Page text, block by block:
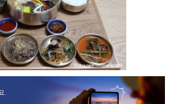
.